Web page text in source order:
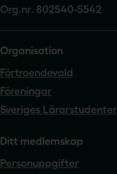
Org.nr. 802540-5542
Organisation
Förtroendevald
Föreningar
Sveriges Lärarstudenter
Ditt medlemskap
Personuppgifter